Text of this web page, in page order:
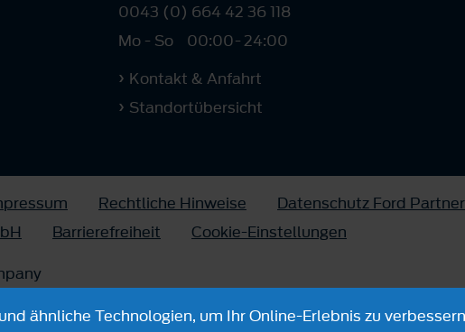
0043 (0) 664 42 36 118
Mo - So
00:00-24:00
Kontakt & Anfahrt
Standortübersicht
Rechtliche Hinweise Datenschutz Ford Partner
Barrierefreiheit
Cookie-Einstellungen
ähnliche Technologien, um Ihr Online-Erlebnis zu